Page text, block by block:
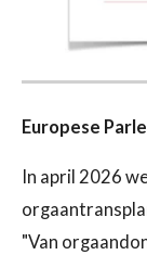
Europese
In april 2026
"Van